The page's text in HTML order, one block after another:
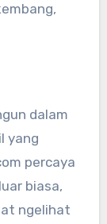
dalam
yang
percaya
biasa,
ngelihat